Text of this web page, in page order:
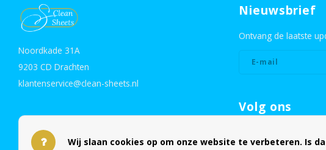
Noordkade 31A
9203 CD Drachten
klantenservice@clean-sheets.nl
Nieuwsbrief
Ontvang de laatste
Volg ons
Wij slaan cookies op om onze website te verbeteren. Is